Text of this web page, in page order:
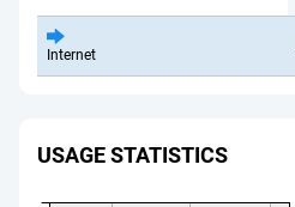
Internet
USAGE STATISTICS